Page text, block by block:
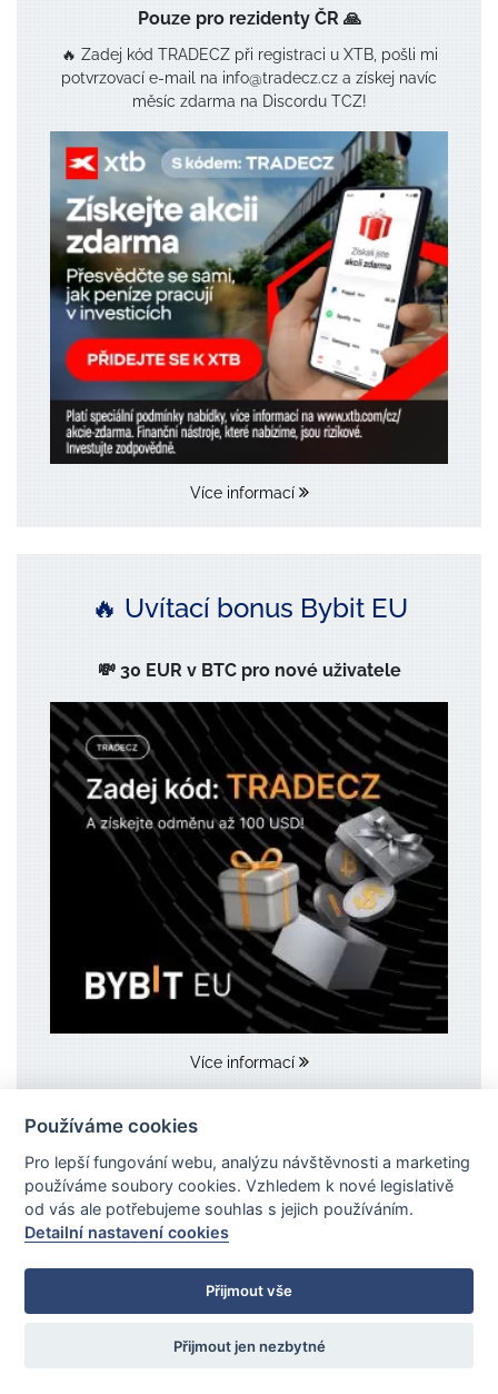
Pouze pro rezidenty ČR 🙏
🔥 Zadej kód TRADECZ při registraci u XTB, pošli mi
potvrzovací e-mail na info@tradecz.cz a získej navíc
měsíc zdarma na Discordu TCZ!
Více informací
🔥 Uvítací bonus Bybit EU
💸 30 EUR v BTC pro nové uživatele
Více informací
😎 Buď o krok napřed s naší
komunitou!
Online kurzy, stovky investorů, Discord...
Používáme cookies
Pro lepší fungování webu, analýzu návštěvnosti a marketing
používáme soubory cookies. Vzhledem k nové legislativě
od vás ale potřebujeme souhlas s jejich používáním.
Detailní nastavení cookies
Přijmout vše
Přijmout jen nezbytné